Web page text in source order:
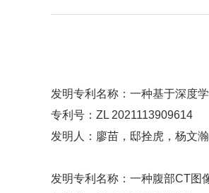
发明专利名称：一种基于深度
专利号：ZL 2021113909614
发明人：廖苗，邸拴虎，杨文
发明专利名称：一种腹部CT图